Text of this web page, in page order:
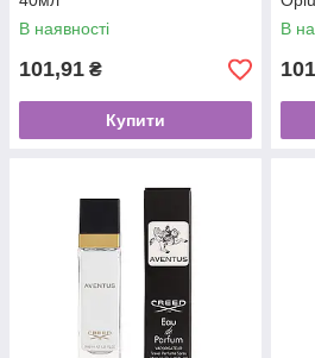
В наявності
101,91 ₴
Купити
В